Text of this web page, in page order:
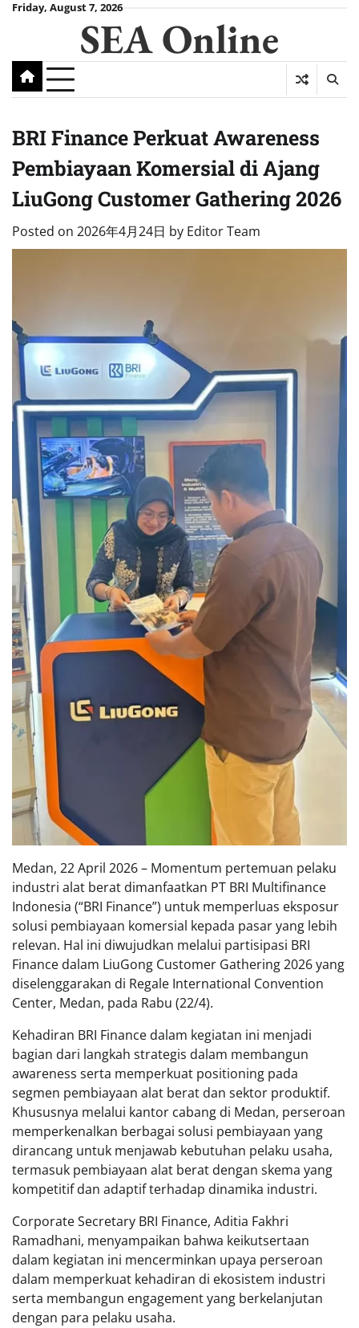
SkipFriday, August 7, 2026
SEA Online
BRI Finance Perkuat Awareness
Pembiayaan Komersial di Ajang
LiuGong Customer Gathering 2026
Posted on 2026年4月24日 by Editor Team
Medan, 22 April 2026 – Momentum pertemuan pelaku
industri alat berat dimanfaatkan PT BRI Multifinance
Indonesia (“BRI Finance”) untuk memperluas eksposur
solusi pembiayaan komersial kepada pasar yang lebih
relevan. Hal ini diwujudkan melalui partisipasi BRI
Finance dalam LiuGong Customer Gathering 2026 yang
diselenggarakan di Regale International Convention
Center, Medan, pada Rabu (22/4).
Kehadiran BRI Finance dalam kegiatan ini menjadi
bagian dari langkah strategis dalam membangun
awareness serta memperkuat positioning pada
segmen pembiayaan alat berat dan sektor produktif.
Khususnya melalui kantor cabang di Medan, perseroan
memperkenalkan berbagai solusi pembiayaan yang
dirancang untuk menjawab kebutuhan pelaku usaha,
termasuk pembiayaan alat berat dengan skema yang
kompetitif dan adaptif terhadap dinamika industri.
Corporate Secretary BRI Finance, Aditia Fakhri
Ramadhani, menyampaikan bahwa keikutsertaan
dalam kegiatan ini mencerminkan upaya perseroan
dalam memperkuat kehadiran di ekosistem industri
serta membangun engagement yang berkelanjutan
dengan para pelaku usaha.